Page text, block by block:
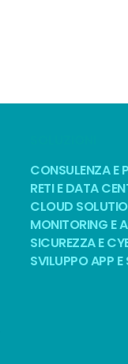
CONSULENZA E
RETI E DATA
CLOUD
MONITORING E
SICUREZZA E
SVILUPPO APP